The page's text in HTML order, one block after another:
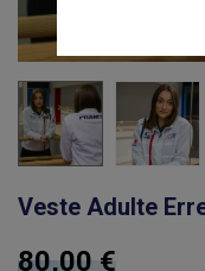
Veste Adulte
80,00 €